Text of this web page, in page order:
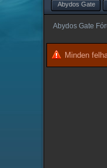
Abydos Gate
Abydos Gate
Minden